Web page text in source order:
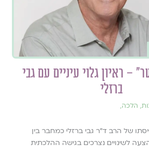
– ראיון גלוי עיניים עם גבי
ברזלי
, הלכה,
של הרב ד"ר גבי ברזלי כמחבר בין
לשינויים נצרכים בגישה ההלכתית